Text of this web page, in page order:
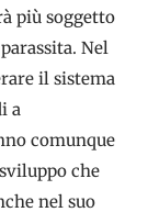
più soggetto
Nel
il sistema
a
comunque
che
nel suo